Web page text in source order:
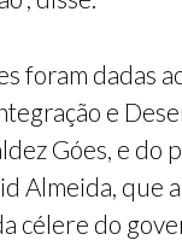
foram dadas
e
Góes, e do
Almeida, que
célere do